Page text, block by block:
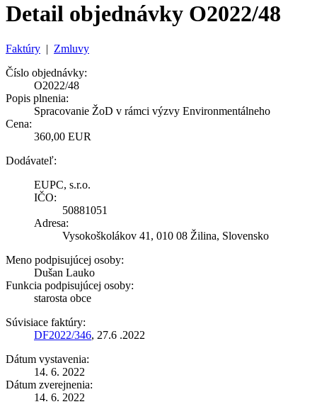
Detail objednávky O2022/48
Faktúry | Zmluvy
Číslo objednávky:
O2022/48
Popis plnenia:
Spracovanie ŽoD v rámci výzvy Environmentálneho
Cena:
360,00 EUR
Dodávateľ:
EUPC, s.r.o.
IČO:
50881051
Adresa:
Vysokoškolákov 41, 010 08 Žilina, Slovensko
Meno podpisujúcej osoby:
Dušan Lauko
Funkcia podpisujúcej osoby:
starosta obce
Súvisiace faktúry:
DF2022/346, 27.6 .2022
Dátum vystavenia:
14. 6. 2022
Dátum zverejnenia:
14. 6. 2022